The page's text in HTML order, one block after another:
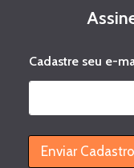
e
u
a
a
Cadastre seu e-
Enviar Cadastro